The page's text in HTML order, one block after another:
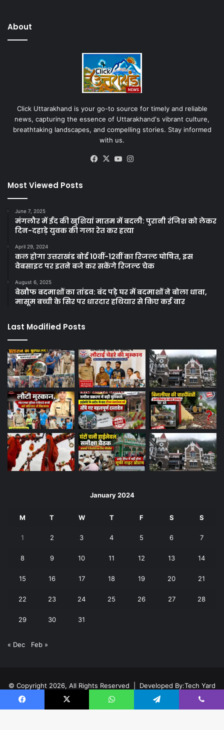
About
Click Uttarakhand is your go-to source for timely and reliable
news, capturing the essence of Uttarakhand's vibrant culture,
breathtaking landscapes, and compelling stories. Stay informed
with us.
Facebook
X YouTube
Most Viewed Posts
June 7, 2025
मंगलौर में ईद की खुशियां मातम में बदली: पुरानी रंजिश को लेकर
दिन-दहाड़े युवक की गला रेत कर हत्या
April 29, 2024
कल होगा उत्तराखंड बोर्ड 10वीं-12वीं का रिजल्ट घोषित, इस
वेबसाइट पर इतने बजे कर सकेंगे रिजल्ट चेक
August 6, 2025
बेखौफ बदमाशों का तांडव: बंद पड़े घर में बदमाशों ने बोला धावा,
मासूम बच्ची के सिर पर धारदार हथियार से किए कई वार
Last Modified Posts
January 2024
M T W T F S S
1 2 3 4 5 6 7
8 9 10 11 12 13 14
15 16 17 18 19 20 21
22 23 24 25 26 27 28
29 30 31
« Dec Feb »
© Copyright 2026, All Rights Reserved | Developed By:Tech Yard
Labs
Facebook X WhatsApp Telegram Viber